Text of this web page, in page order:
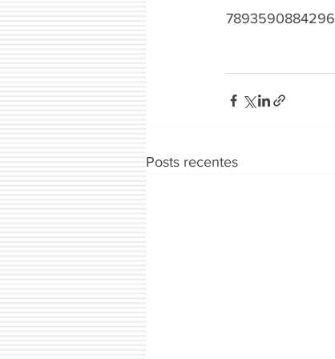
7893590884296
Posts recentes